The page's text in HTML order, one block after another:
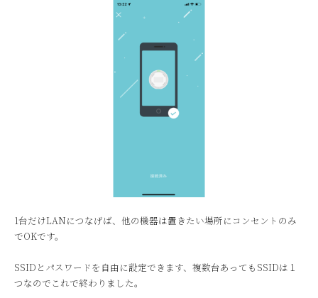
1台だけLANにつなげば、他の機器は置きたい場所にコンセントのみ
でOKです。
SSIDとパスワードを自由に設定できます、複数台あってもSSIDは１
つなのでこれで終わりました。